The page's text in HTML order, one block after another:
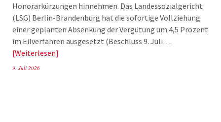
Honorarkürzungen hinnehmen. Das Landessozialgericht
(LSG) Berlin-Brandenburg hat die sofortige Vollziehung
einer geplanten Absenkung der Vergütung um 4,5 Prozent
im Eilverfahren ausgesetzt (Beschluss 9. Juli…
Weiterlesen
9. Juli 2026